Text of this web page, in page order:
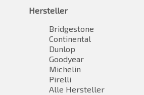
Hersteller
Bridgestone
Continental
Dunlop
Goodyear
Michelin
Pirelli
Alle Hersteller